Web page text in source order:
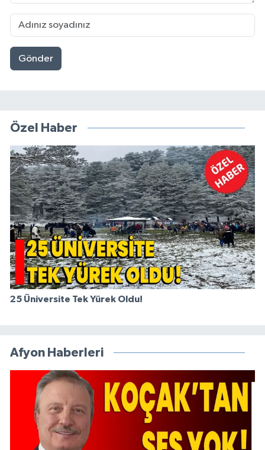
Gönder
Özel Haber
25 Üniversite Tek Yürek Oldu!
Afyon Haberleri